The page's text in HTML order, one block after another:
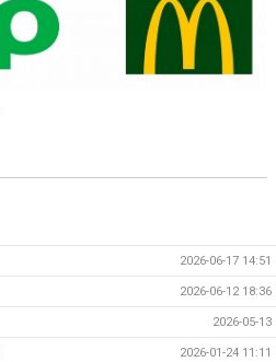
2026-06-17 14:51
2026-06-12 18:36
2026-05-13
2026-01-24 11:11